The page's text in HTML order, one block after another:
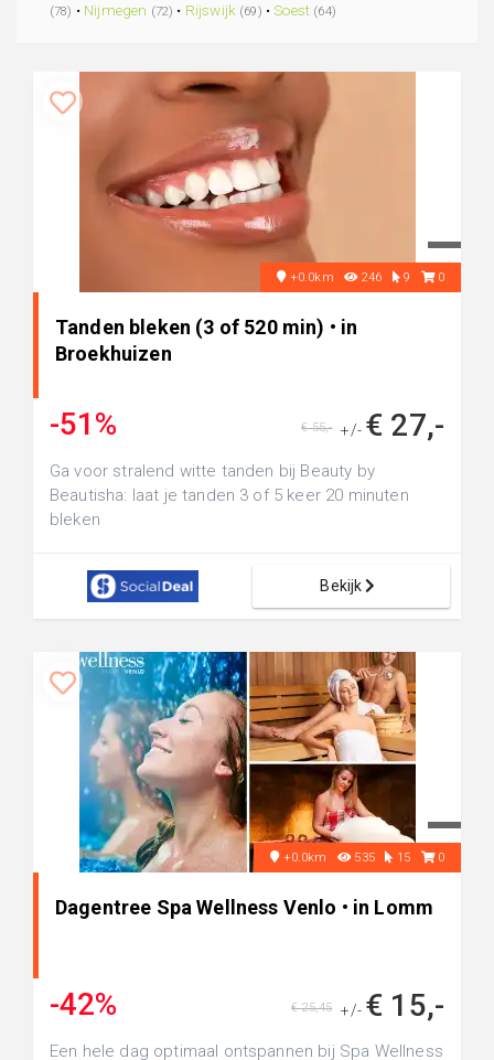
(78) • Nijmegen (72) • Rijswijk (69) •Soest (64)
+0.0km 246 9 0
Tanden bleken (3 of 520 min) • in
Broekhuizen
-51% +/- € 27,-
€ 55,-
Ga voor stralend witte tanden bij Beauty by
Beautisha: laat je tanden 3 of 5 keer 20 minuten
bleken
Bekijk
+0.0km 535 15 0
Dagentree Spa Wellness Venlo • in Lomm
-42% +/- € 15,-
€ 25,45
Een hele dag optimaal ontspannen bij Spa Wellness